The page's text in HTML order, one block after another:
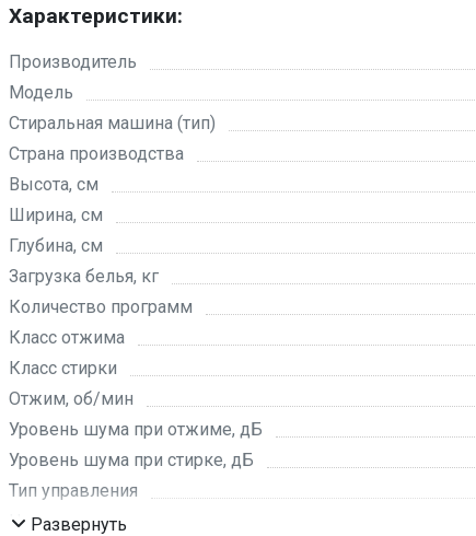
Характеристики:
Производитель
Модель
Стиральная машина (тип)
Страна производства
Высота, см
Ширина, см
Глубина, см
Загрузка белья, кг
Количество программ
Класс отжима
Класс стирки
Отжим, об/мин
Уровень шума при отжиме, дБ
Уровень шума при стирке, дБ
Тип управления
ЦветРазвернуть